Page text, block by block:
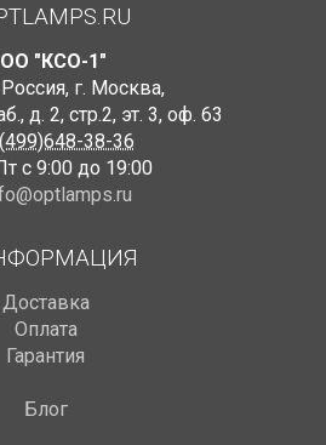
"КСО-1"
Россия, г. Москва,
д. 2, стр.2, эт. 3, оф. 63
38-36
с 9:00 до 19:00
Доставка
Оплата
Гарантия
Блог